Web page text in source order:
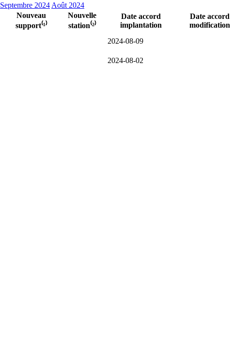
Septembre 2024 Août 2024
Nouveau
support⁽¹⁾
Nouvelle
station⁽²⁾
Date accord
implantation
Date accord
modification
2024-08-09
2024-08-02